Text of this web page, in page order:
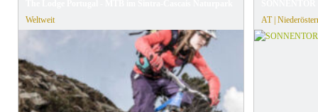
Weltweit
AT |